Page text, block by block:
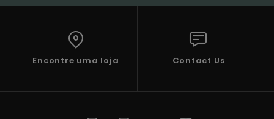
Encontre uma loja Contact Us